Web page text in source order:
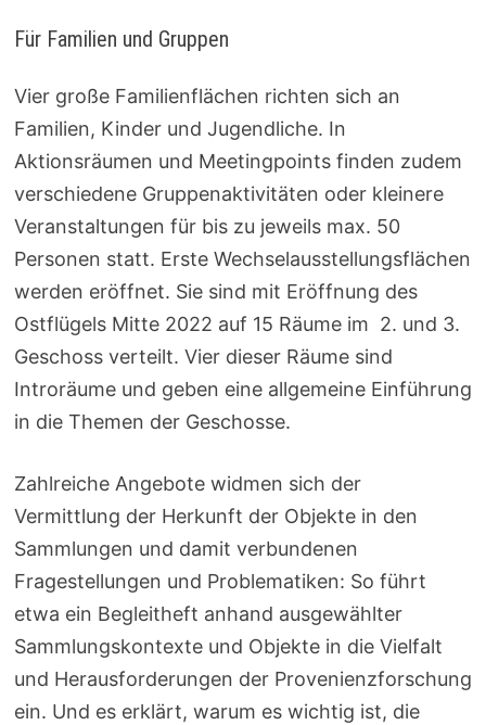
Für Familien und Gruppen
Vier große Familienflächen richten sich an
Familien, Kinder und Jugendliche. In
Aktionsräumen und Meetingpoints finden zudem
verschiedene Gruppenaktivitäten oder kleinere
Veranstaltungen für bis zu jeweils max. 50
Personen statt. Erste Wechselausstellungsflächen
werden eröffnet. Sie sind mit Eröffnung des
Ostflügels Mitte 2022 auf 15 Räume im 2. und 3.
Geschoss verteilt. Vier dieser Räume sind
Introräume und geben eine allgemeine Einführung
in die Themen der Geschosse.
Zahlreiche Angebote widmen sich der
Vermittlung der Herkunft der Objekte in den
Sammlungen und damit verbundenen
Fragestellungen und Problematiken: So führt
etwa ein Begleitheft anhand ausgewählter
Sammlungskontexte und Objekte in die Vielfalt
und Herausforderungen der Provenienzforschung
ein. Und es erklärt, warum es wichtig ist, die